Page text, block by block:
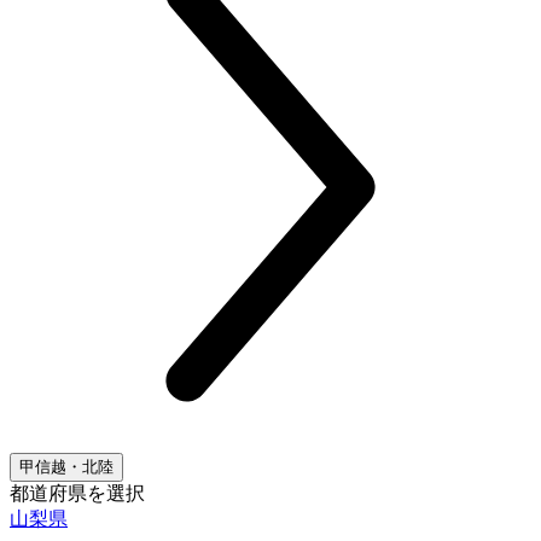
甲信越・北陸
都道府県を選択
山梨県